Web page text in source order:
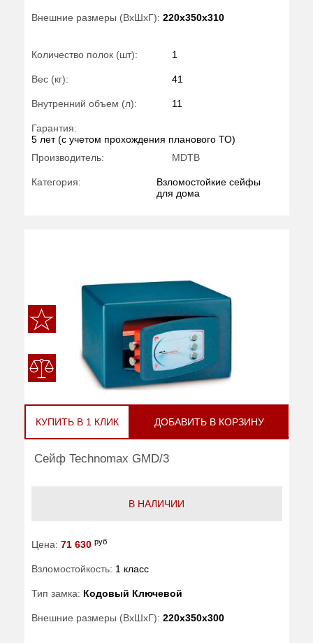
Внешние размеры (ВхШхГ): 220x350x310
Количество полок (шт): 1
Вес (кг): 41
Внутренний объем (л): 11
Гарантия:
5 лет (с учетом прохождения планового ТО)
Производитель:
MDTB
Категория:
Взломостойкие сейфы
для дома
КУПИТЬ В 1 КЛИК ДОБАВИТЬ В КОРЗИНУ
Сейф Technomax GMD/3
В НАЛИЧИИ
Цена: 71 630 руб
Взломостойкость: 1 класс
Тип замка: Кодовый Ключевой
Внешние размеры (ВхШхГ): 220x350x300